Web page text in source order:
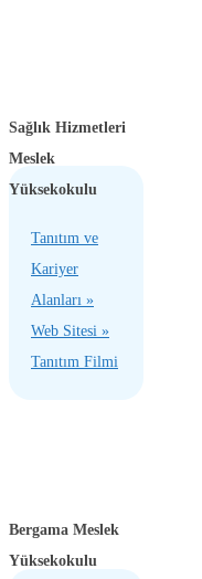
Sağlık Hizmetleri
Meslek
Yüksekokulu
Tanıtım ve
Kariyer
Alanları »
Web Sitesi »
Tanıtım Filmi
Bergama Meslek
Yüksekokulu